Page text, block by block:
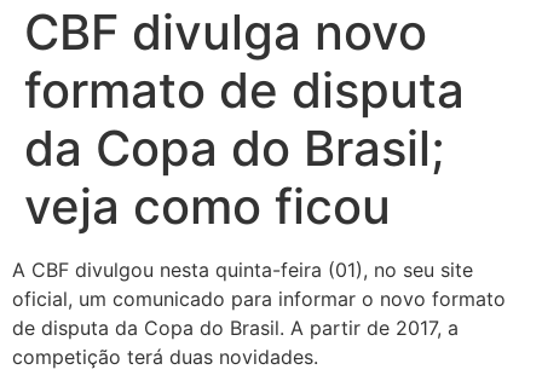
CBF divulga novo
formato de disputa
da Copa do Brasil;
veja como ficou
A CBF divulgou nesta quinta-feira (01), no seu site
oficial, um comunicado para informar o novo formato
de disputa da Copa do Brasil. A partir de 2017, a
competição terá duas novidades.